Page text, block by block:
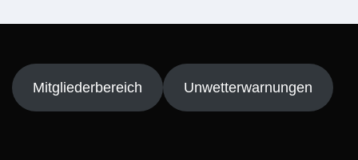
Mitgliederbereich Unwetterwarnungen